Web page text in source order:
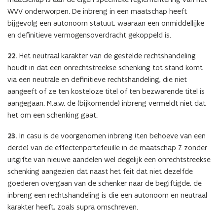
WVV onderworpen. De inbreng in een maatschap heeft
bijgevolg een autonoom statuut, waaraan een onmiddellijke
en definitieve vermogensoverdracht gekoppeld is.
22. Het neutraal karakter van de gestelde rechtshandeling
houdt in dat een onrechtstreekse schenking tot stand komt
via een neutrale en definitieve rechtshandeling, die niet
aangeeft of ze ten kosteloze titel of ten bezwarende titel is
aangegaan. M.a.w. de (bijkomende) inbreng vermeldt niet dat
het om een schenking gaat.
23. In casu is de voorgenomen inbreng (ten behoeve van een
derde) van de effectenportefeuille in de maatschap Z zonder
uitgifte van nieuwe aandelen wel degelijk een onrechtstreekse
schenking aangezien dat naast het feit dat niet dezelfde
goederen overgaan van de schenker naar de begiftigde, de
inbreng een rechtshandeling is die een autonoom en neutraal
karakter heeft, zoals supra omschreven.